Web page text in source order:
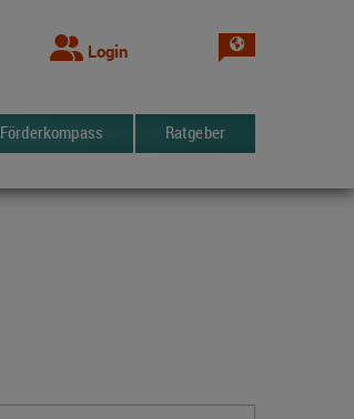
Login Sprache
Förderkompass Ratgeber